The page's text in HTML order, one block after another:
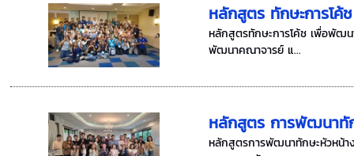
หลักสูตร ทักษะการโ
หลักสูตรทักษะการโค้ช เพื่อพัฒ
พัฒนาคณาจารย์ แ...
หลักสูตร การพัฒนาทั
หลักสูตรการพัฒนาทักษะหัวหน้า